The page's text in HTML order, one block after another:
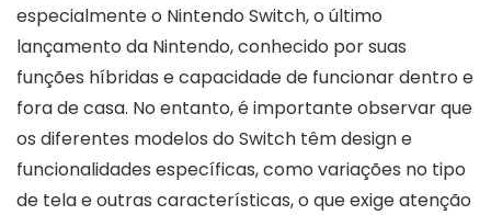
especialmente o Nintendo Switch, o último
lançamento da Nintendo, conhecido por suas
funções híbridas e capacidade de funcionar dentro e
fora de casa. No entanto, é importante observar que
os diferentes modelos do Switch têm design e
funcionalidades específicas, como variações no tipo
de tela e outras características, o que exige atenção